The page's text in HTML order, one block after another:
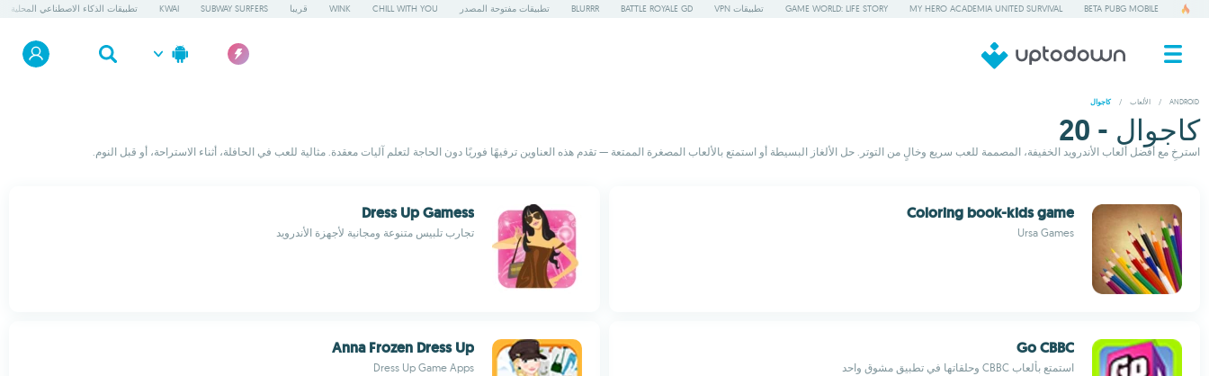
BETA PUBG MOBILE
MY HERO ACADEMIA UNITED SURVIVAL
GAME WORLD: LIFE STORY تطبيقات VPN BATTLE ROYALE GD
BLURRR تطبيقات مفتوحة المصدر CHILL WITH YOU
WINK قريبا SUBWAY SURFERS
KWAI تطبيقات الذكاء الاصطناعي المحلية
ANDROID
/ الألعاب / كاجوال
كاجوال - 20
استرخِ مع أفضل ألعاب الأندرويد الخفيفة، المصممة للعب سريع وخالٍ من التوتر. حل الألغاز البسيطة أو استمتع بالألعاب المصغرة الممتعة — تقدم هذه العناوين ترفيهًا فوريًا دون الحاجة لتعلم آليات معقدة. مثالية للعب في الحافلة، أثناء الاستراحة، أو قبل النوم.
Coloring book-kids game
Ursa Games
Dress Up Gamess
تجارب تلبيس متنوعة ومجانية لأجهزة الأندرويد
Go CBBC
استمتع بألعاب CBBC وحلقاتها في تطبيق مشوق واحد
Anna Frozen Dress Up
Dress Up Game Apps